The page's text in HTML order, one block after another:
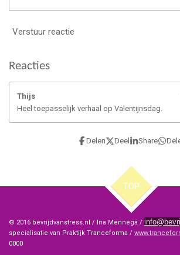
Verstuur reactie
Reacties
Thijs
Heel toepasselijk verhaal op Valentijnsdag.
Delen Deel Share
TOP
© 2016 bevrijdvanstress.nl / Ina Mennega /
specialisatie van Praktijk Tranceforma /
0000